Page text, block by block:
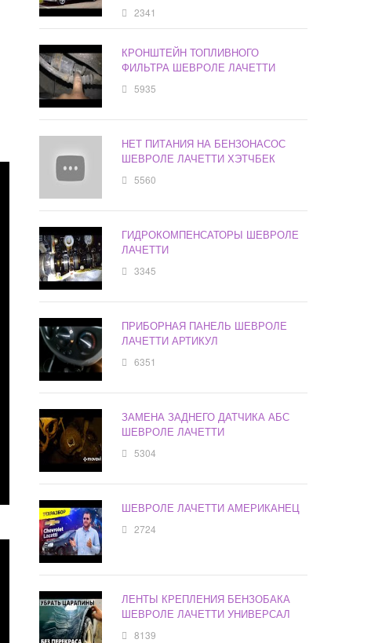
2341
КРОНШТЕЙН ТОПЛИВНОГО
ФИЛЬТРА ШЕВРОЛЕ ЛАЧЕТТИ
5935
НЕТ ПИТАНИЯ НА БЕНЗОНАСОС
ШЕВРОЛЕ ЛАЧЕТТИ ХЭТЧБЕК
5560
ГИДРОКОМПЕНСАТОРЫ ШЕВРОЛЕ
ЛАЧЕТТИ
3345
ПРИБОРНАЯ ПАНЕЛЬ ШЕВРОЛЕ
ЛАЧЕТТИ АРТИКУЛ
6351
ЗАМЕНА ЗАДНЕГО ДАТЧИКА АБС
ШЕВРОЛЕ ЛАЧЕТТИ
5304
ШЕВРОЛЕ ЛАЧЕТТИ АМЕРИКАНЕЦ
2724
ЛЕНТЫ КРЕПЛЕНИЯ БЕНЗОБАКА
ШЕВРОЛЕ ЛАЧЕТТИ УНИВЕРСАЛ
8139